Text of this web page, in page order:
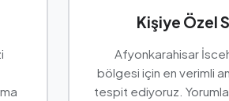
Kişiye Özel
Afyonkarahisar
bölgesi için en verimli
tespit ediyoruz.